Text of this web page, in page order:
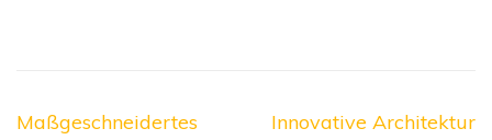
Beitragsnavigation
Maßgeschneidertes
Innovative Architektur